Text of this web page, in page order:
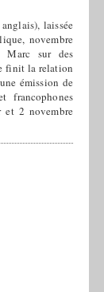
laissée
novembre
Marc sur des
finit la relation
émission de
francophones
et 2 novembre